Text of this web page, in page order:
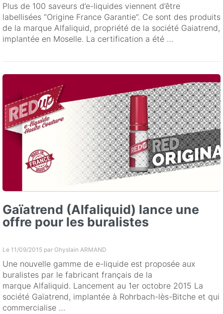
Plus de 100 saveurs d’e-liquides viennent d’être
labellisées “Origine France Garantie”. Ce sont des produits
de la marque Alfaliquid, propriété de la société Gaiatrend,
implantée en Moselle. La certification a été …
Gaïatrend (Alfaliquid) lance une
offre pour les buralistes
Le 11/09/2015 par Ghyslain ARMAND
Une nouvelle gamme de e-liquide est proposée aux
buralistes par le fabricant français de la
marque Alfaliquid. Lancement au 1er octobre 2015 La
société Gaïatrend, implantée à Rohrbach-lès-Bitche et qui
commercialise …